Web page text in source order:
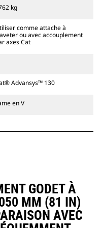
du conducteur.
compatibles avec les
à chaînes 311-
à largeur de
d'attache spéciale CW
d'un système de
pour toutes les pelles
à chaines et sur
kg
comme attache à
ou avec accouplement
axes Cat
Advansys™ 130
en V
GODET À
MM (81 IN)
AVEC